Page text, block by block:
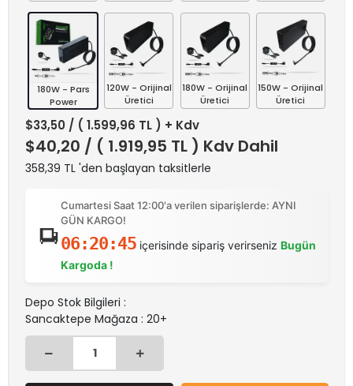
180W - Pars
Power
120W - Orijinal
Üretici
180W - Orijinal
Üretici
150W - Orijinal
Üretici
$33,50 / ( 1.599,96 TL ) + Kdv
$40,20 / ( 1.919,95 TL ) Kdv Dahil
358,39 TL 'den başlayan taksitlerle
Cumartesi Saat 12:00'a verilen siparişlerde: AYNI
GÜN KARGO!
06:20:45içerisinde sipariş verirseniz Bugün
Kargoda !
Depo Stok Bilgileri :
Sancaktepe Mağaza : 20+